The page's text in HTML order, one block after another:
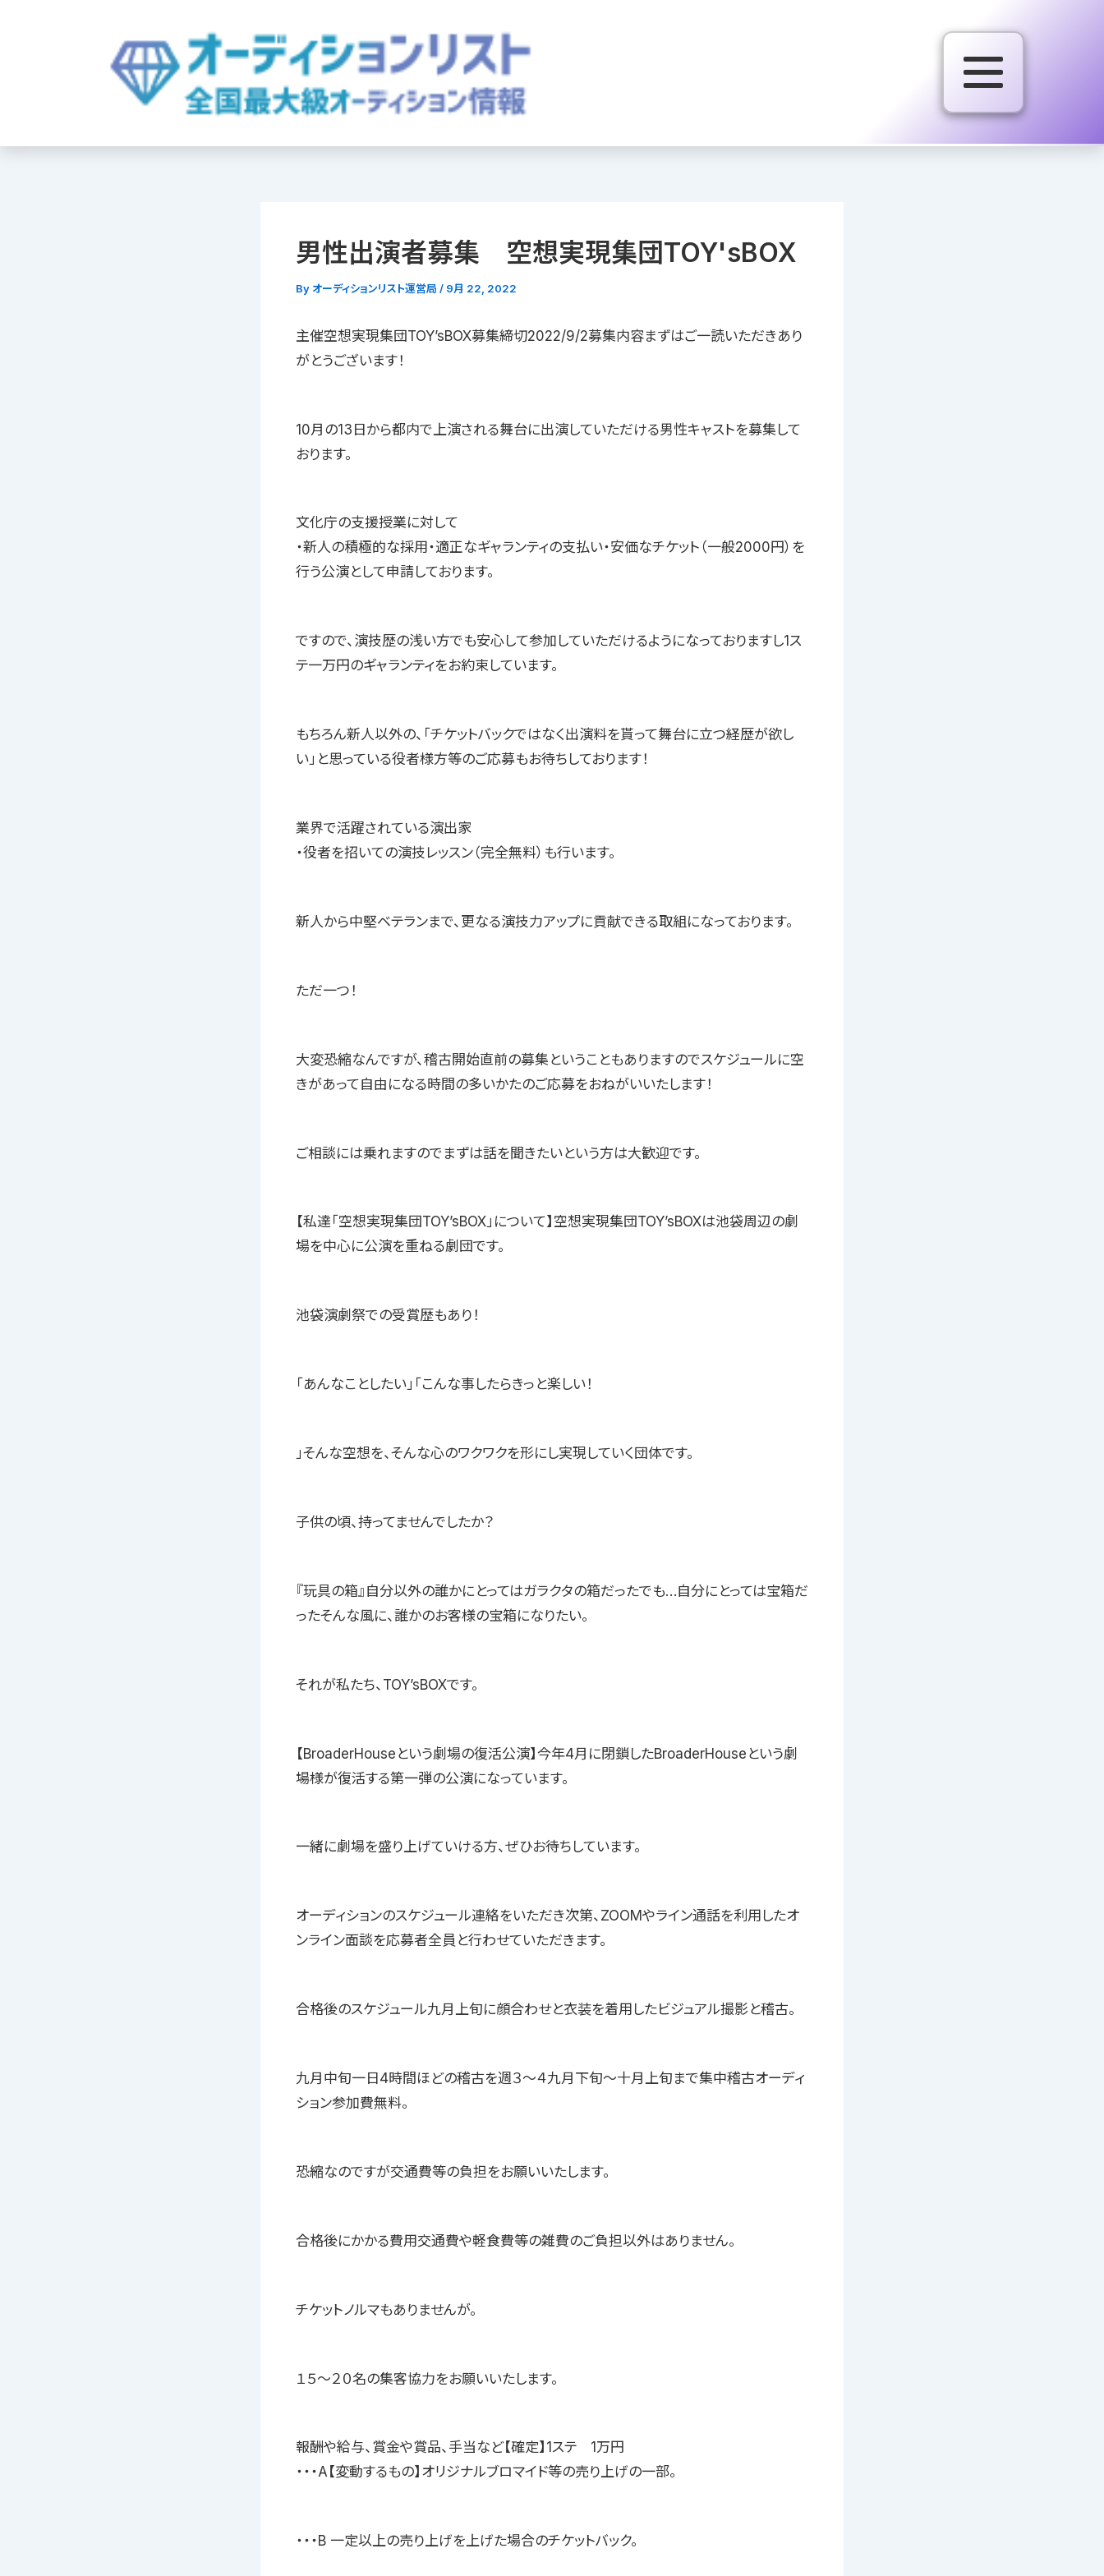
男性出演者募集 空想実現集団TOY'sBOX
By オーディションリスト運営局 / 9月 22, 2022
主催空想実現集団TOY’sBOX募集締切2022/9/2募集内容まずはご一読いただきあり
がとうございます！
10月の13日から都内で上演される舞台に出演していただける男性キャストを募集して
おります。
文化庁の支援授業に対して
・新人の積極的な採用・適正なギャランティの支払い・安価なチケット（一般2000円）を
行う公演として申請しております。
ですので、演技歴の浅い方でも安心して参加していただけるようになっておりますし1ス
テ一万円のギャランティをお約束しています。
もちろん新人以外の、「チケットバックではなく出演料を貰って舞台に立つ経歴が欲し
い」と思っている役者様方等のご応募もお待ちしております！
業界で活躍されている演出家
・役者を招いての演技レッスン（完全無料）も行います。
新人から中堅ベテランまで、更なる演技力アップに貢献できる取組になっております。
ただ一つ！
大変恐縮なんですが、稽古開始直前の募集ということもありますのでスケジュールに空
きがあって自由になる時間の多いかたのご応募をおねがいいたします！
ご相談には乗れますのでまずは話を聞きたいという方は大歓迎です。
【私達「空想実現集団TOY’sBOX」について】空想実現集団TOY’sBOXは池袋周辺の劇
場を中心に公演を重ねる劇団です。
池袋演劇祭での受賞歴もあり！
「あんなことしたい」「こんな事したらきっと楽しい！
」そんな空想を、そんな心のワクワクを形にし実現していく団体です。
子供の頃、持ってませんでしたか？
『玩具の箱』自分以外の誰かにとってはガラクタの箱だったでも…自分にとっては宝箱だ
ったそんな風に、誰かのお客様の宝箱になりたい。
それが私たち、TOY’sBOXです。
【BroaderHouseという劇場の復活公演】今年4月に閉鎖したBroaderHouseという劇
場様が復活する第一弾の公演になっています。
一緒に劇場を盛り上げていける方、ぜひお待ちしています。
オーディションのスケジュール連絡をいただき次第、ZOOMやライン通話を利用したオ
ンライン面談を応募者全員と行わせていただきます。
合格後のスケジュール九月上旬に顔合わせと衣装を着用したビジュアル撮影と稽古。
九月中旬一日4時間ほどの稽古を週３〜４九月下旬〜十月上旬まで集中稽古オーディ
ション参加費無料。
恐縮なのですが交通費等の負担をお願いいたします。
合格後にかかる費用交通費や軽食費等の雑費のご負担以外はありません。
チケットノルマもありませんが。
１５〜２０名の集客協力をお願いいたします。
報酬や給与、賞金や賞品、手当など【確定】1ステ 1万円
・・・A【変動するもの】オリジナルブロマイド等の売り上げの一部。
・・・B 一定以上の売り上げを上げた場合のチケットバック。